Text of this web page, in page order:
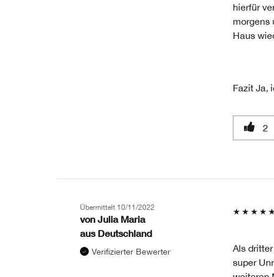
hierfür
morgens
Haus
Fazit Ja,
2
Übermittelt 10/11/2022
von Julia Maria
aus Deutschland
Verifizierter Bewerter
Als
super